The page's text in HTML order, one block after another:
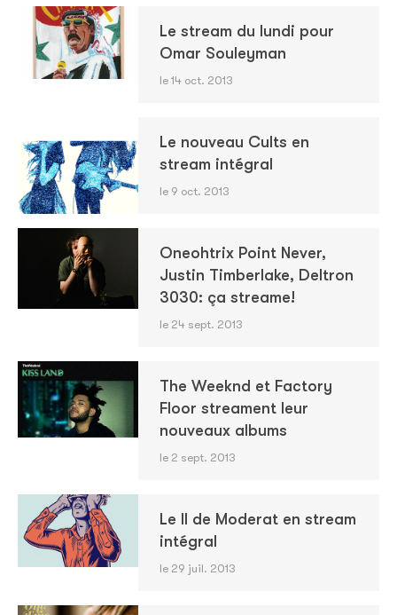
Le stream du lundi pour
Omar Souleyman
le 14 oct. 2013
Le nouveau Cults en
stream intégral
le 9 oct. 2013
Oneohtrix Point Never,
Justin Timberlake, Deltron
3030: ça streame!
le 24 sept. 2013
The Weeknd et Factory
Floor streament leur
nouveaux albums
le 2 sept. 2013
Le II de Moderat en stream
intégral
le 29 juil. 2013